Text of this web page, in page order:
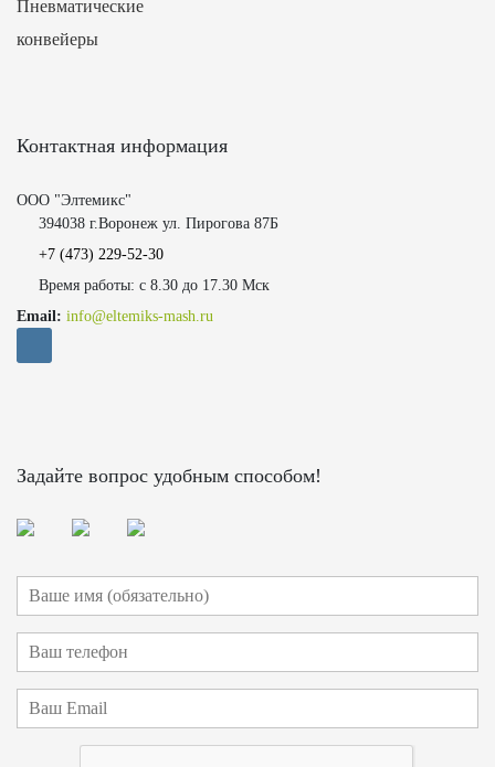
Пневматические
конвейеры
Контактная информация
ООО "Элтемикс"
394038 г.Воронеж ул. Пирогова 87Б
+7 (473) 229-52-30
Время работы: с 8.30 до 17.30 Мск
Email: info@eltemiks-mash.ru
Задайте вопрос удобным способом!